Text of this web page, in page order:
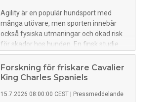
Agility är en populär hundsport med
många utövare, men sporten innebär
också fysiska utmaningar och ökad risk
för skador hos hunden. En finsk studie
som leds av Anna Boström vid
Veterinary Teaching Hospital i
Helsingfors, med stöd av Agria och SKK
fysiska krav som agility ställer på
Forskning för friskare Cavalier
King Charles Spaniels
15.7.2026 08:00:00 CEST Pressmeddelande